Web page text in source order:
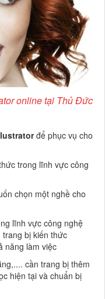
online tại Thủ Đức
để phục vụ cho
trong lĩnh vực công
chọn một nghề cho
lĩnh vực công nghệ
bị kiến thức
năng làm việc
cần trang bị thêm
hiện tại và chuẩn bị